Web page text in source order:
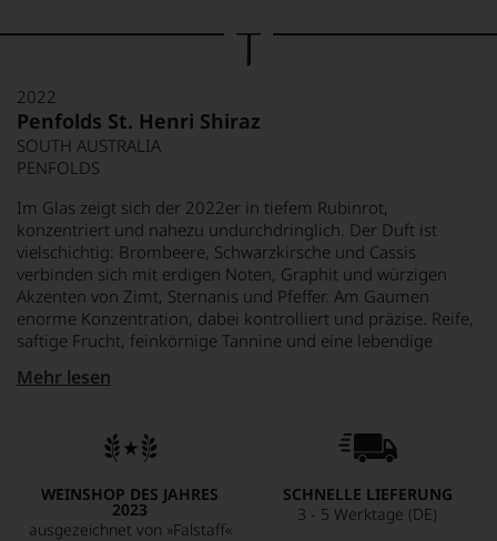
2022
Penfolds St. Henri Shiraz
SOUTH AUSTRALIA
PENFOLDS
Im Glas zeigt sich der 2022er in tiefem Rubinrot,
konzentriert und nahezu undurchdringlich. Der Duft ist
vielschichtig: Brombeere, Schwarzkirsche und Cassis
verbinden sich mit erdigen Noten, Graphit und würzigen
Akzenten von Zimt, Sternanis und Pfeffer. Am Gaumen
enorme Konzentration, dabei kontrolliert und präzise. Reife,
saftige Frucht, feinkörnige Tannine und eine lebendige
dunkler Frucht und subtilen Gewürznoten. Kraft und
Mehr lesen
WEINSHOP DES JAHRES
2023
ausgezeichnet von »Falstaff«
SCHNELLE LIEFERUNG
3 - 5 Werktage (DE)